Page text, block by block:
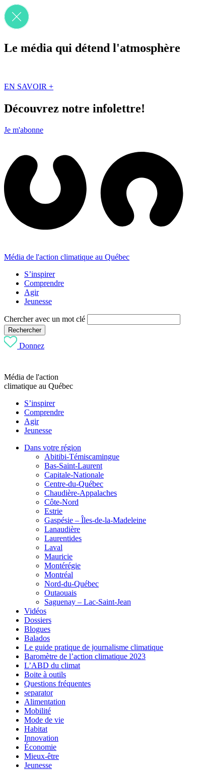
Le média qui détend l'atmosphère
EN SAVOIR +
Découvrez notre infolettre!
Je m'abonne
Média de l'action climatique au Québec
S’inspirer
Comprendre
Agir
Jeunesse
Chercher avec un mot clé
Rechercher
Donnez
Média de l'action
climatique au Québec
S’inspirer
Comprendre
Agir
Jeunesse
Dans votre région
Abitibi-Témiscamingue
Bas-Saint-Laurent
Capitale-Nationale
Centre-du-Québec
Chaudière-Appalaches
Côte-Nord
Estrie
Gaspésie – Îles-de-la-Madeleine
Lanaudière
Laurentides
Laval
Mauricie
Montérégie
Montréal
Nord-du-Québec
Outaouais
Saguenay – Lac-Saint-Jean
Vidéos
Dossiers
Blogues
Balados
Le guide pratique de journalisme climatique
Baromètre de l’action climatique 2023
L’ABD du climat
Boite à outils
Questions fréquentes
separator
Alimentation
Mobilité
Mode de vie
Habitat
Innovation
Économie
Mieux-être
Jeunesse